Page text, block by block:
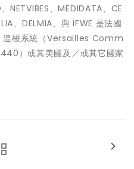
NETVIBES、MEDIDATA、CE
、DELMIA、與 IFWE 是法國
梭系統（Versailles Comm
）或其美國及／或其它國家